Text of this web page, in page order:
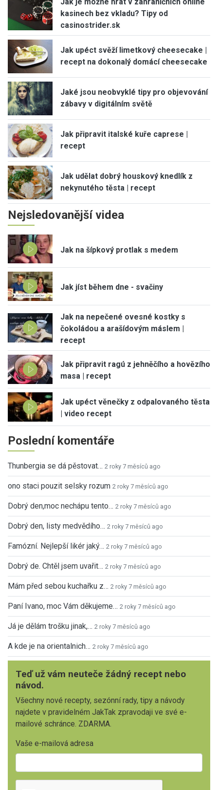
kasinech bez vkladu? Tipy od
casinostrider.sk
Jak upéct svěží limetkový cheesecake |
recept na dokonalý domácí cheesecake
Jaké jsou neobvyklé tipy pro objevování
zábavy v digitálním světě
Jak připravit italské kuře caprese |
recept
Jak udělat dobrý houskový knedlík z
nekynutého těsta | recept
Nejsledovanější videa
Jak na šípkový protlak s medem
Jak jíst během dne - svačiny
Jak na nepečené ovesné kostky s
čokoládou a arašídovým máslem |
recept
Jak připravit ragú z jehněčího a hovězího
masa | recept
Jak upéct věnečky z odpalovaného těsta
| video recept
Poslední komentáře
Thunbergia se dá pěstovat… 2 roky 7 měsíců ago
ono staci pouzit selsky rozum 2 roky 7 měsíců ago
Dobrý den,moc nechápu tento… 2 roky 7 měsíců ago
Dobrý den, listy medvědího… 2 roky 7 měsíců ago
Famózní. Nejlepší likér jaký… 2 roky 7 měsíců ago
Dobrý de. Chtěl jsem uvařit… 2 roky 7 měsíců ago
Mám před sebou kuchařku z… 2 roky 7 měsíců ago
Paní Ivano, moc Vám děkujeme… 2 roky 7 měsíců ago
Já je dělám trošku jinak,… 2 roky 7 měsíců ago
A kde je na orientalnich… 2 roky 7 měsíců ago
Teď už vám neuteče žádný recept nebo
návod.
Všechny nové recepty, sezónní rady, tipy a návody
najdete v pravidelném JakTak zpravodaji ve své e-
mailové schránce. ZDARMA.
Vaše e-mailová adresa